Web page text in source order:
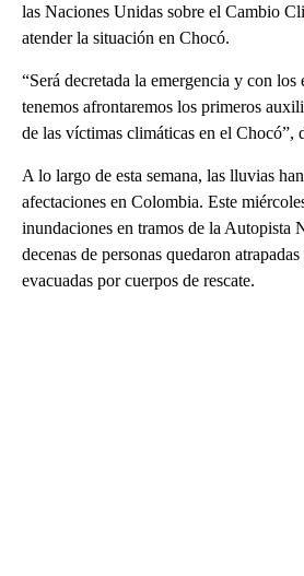
las Naciones Unidas sobre el Cambio
atender la situación en Chocó.
“Será decretada la emergencia y con los
tenemos afrontaremos los primeros
de las víctimas climáticas en el Chocó”,
A lo largo de esta semana, las lluvias
afectaciones en Colombia. Este
inundaciones en tramos de la Autopista
decenas de personas quedaron
evacuadas por cuerpos de rescate.